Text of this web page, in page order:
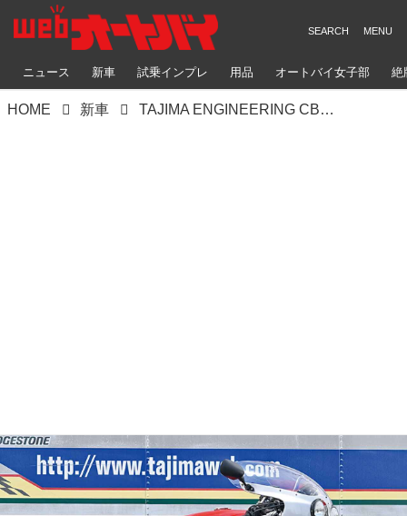
ニュース 新車 試乗インプレ 用品 オートバイ女子部 絶
HOME 新車 TAJIMA ENGINEERING CBX（ホンダCBX）往年のGPマシンRC166のスタイルを投影しつつ現代化【Heritage&Legends】